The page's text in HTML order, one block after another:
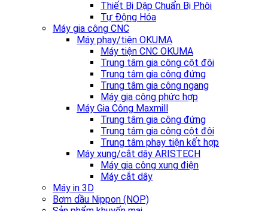
Thiết Bị Dập Chuẩn Bị Phôi
Tự Động Hóa
Máy gia công CNC
Máy phay/tiện OKUMA
Máy tiện CNC OKUMA
Trung tâm gia công cột đôi
Trung tâm gia công đứng
Trung tâm gia công ngang
Máy gia công phức hợp
Máy Gia Công Maxmill
Trung tâm gia công đứng
Trung tâm gia công cột đôi
Trung tâm phay tiện kết hợp
Máy xung/cắt dây ARISTECH
Máy gia công xung điện
Máy cắt dây
Máy in 3D
Bơm dầu Nippon (NOP)